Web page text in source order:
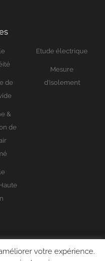
de
&
de
Etude électrique
Mesure
d’isolement
Carmin
votre expérience.